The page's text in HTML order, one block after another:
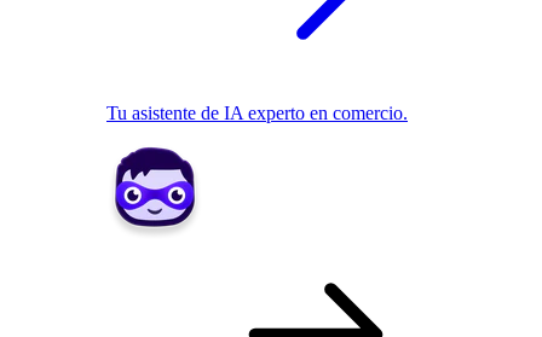
Tu asistente de IA experto en comercio.